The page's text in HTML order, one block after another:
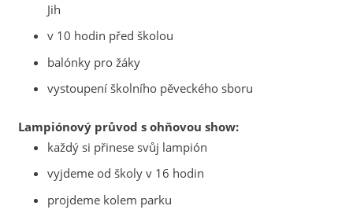
Jih
v 10 hodin před školou
balónky pro žáky
vystoupení školního pěveckého sboru
Lampiónový průvod s ohňovou show:
každý si přinese svůj lampión
vyjdeme od školy v 16 hodin
projdeme kolem parku